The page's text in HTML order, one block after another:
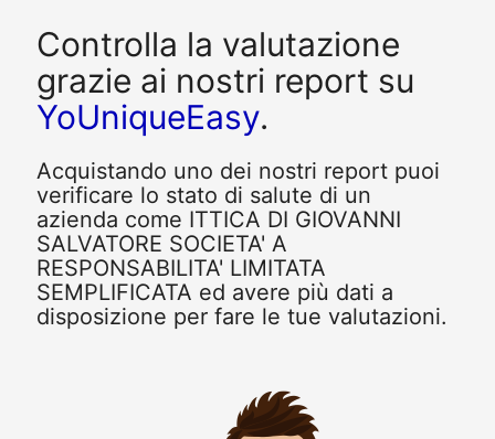
Controlla la valutazione
grazie ai nostri report su
YoUniqueEasy.
Acquistando uno dei nostri report puoi
verificare lo stato di salute di un
azienda come ITTICA DI GIOVANNI
SALVATORE SOCIETA' A
RESPONSABILITA' LIMITATA
SEMPLIFICATA ed avere più dati a
disposizione per fare le tue valutazioni.